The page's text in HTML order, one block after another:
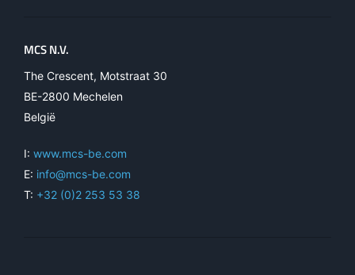
MCS N.V.
The Crescent, Motstraat 30
BE-2800 Mechelen
België
I: www.mcs-be.com
E: info@mcs-be.com
T: +32 (0)2 253 53 38